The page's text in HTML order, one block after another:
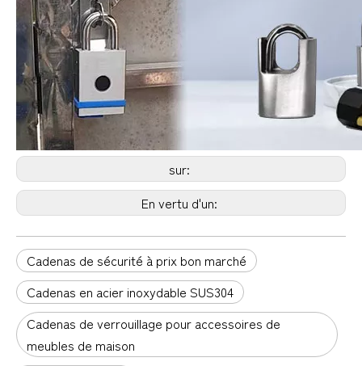
sur:
En vertu d'un:
Cadenas de sécurité à prix bon marché
Cadenas en acier inoxydable SUS304
Cadenas de verrouillage pour accessoires de
meubles de maison